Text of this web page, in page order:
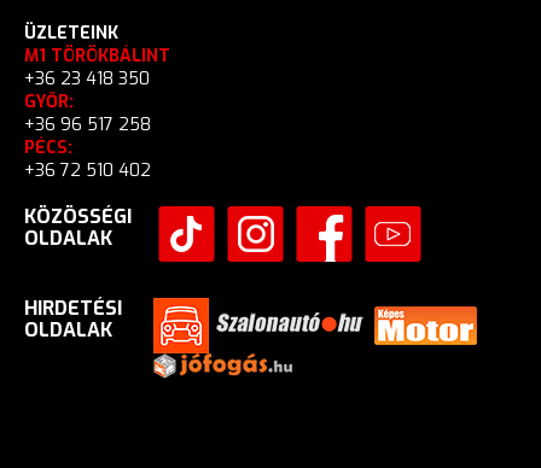
ÜZLETEINK
M1 TÖRÖKBÁLINT
+36 23 418 350
GYŐR:
+36 96 517 258
PÉCS:
+36 72 510 402
KÖZÖSSÉGI
OLDALAK
HIRDETÉSI
OLDALAK